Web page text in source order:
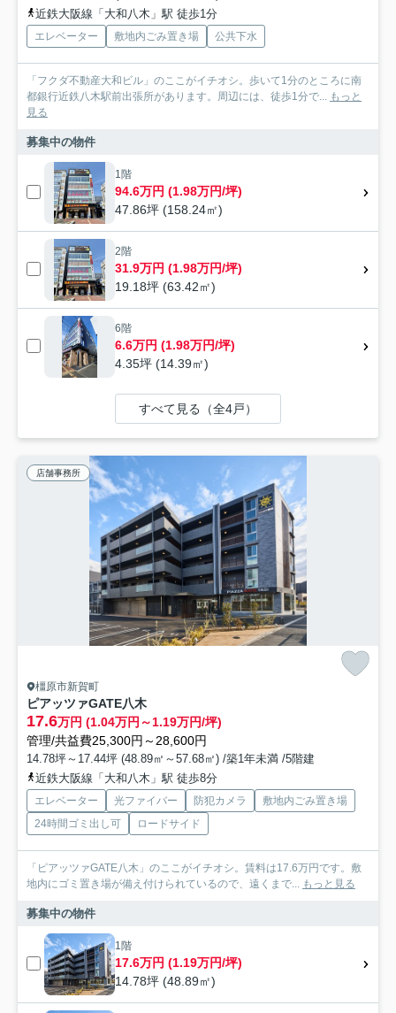
近鉄大阪線「大和八木」駅 徒歩1分
エレベーター 敷地内ごみ置き場 公共下水
「フクダ不動産大和ビル」のここがイチオシ。歩いて1分のところに南
都銀行近鉄八木駅前出張所があります。周辺には、徒歩1分で...
もっと
見る
募集中の物件
1階
94.6万円 (1.98万円/坪)
47.86坪 (158.24㎡)
2階
31.9万円 (1.98万円/坪)
19.18坪 (63.42㎡)
6階
6.6万円 (1.98万円/坪)
4.35坪 (14.39㎡)
すべて見る（全4戸）
店舗事務所
橿原市新賀町
ピアッツァGATE八木
17.6万円 (1.04万円～1.19万円/坪)
管理/共益費25,300円～28,600円
14.78坪～17.44坪 (48.89㎡～57.68㎡) /築1年未満 /5階建
近鉄大阪線「大和八木」駅 徒歩8分
エレベーター 光ファイバー 防犯カメラ
敷地内ごみ置き場
24時間ゴミ出し可
ロードサイド
「ピアッツァGATE八木」のここがイチオシ。賃料は17.6万円です。敷
地内にゴミ置き場が備え付けられているので、遠くまで...
もっと見る
募集中の物件
1階
17.6万円 (1.19万円/坪)
14.78坪 (48.89㎡)